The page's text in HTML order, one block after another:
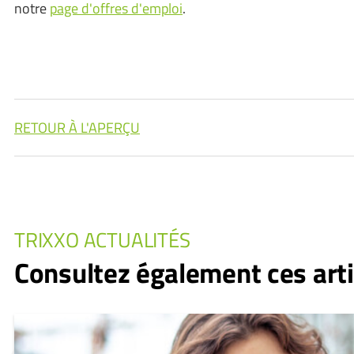
notrepage d'offres d'emploi.
RETOUR À L'APERÇU
TRIXXO ACTUALITÉS
Consultez également ces